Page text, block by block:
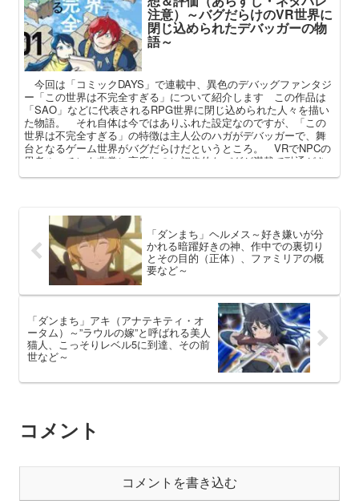
注意）～バグだらけのVR世界に
閉じ込められたデバッガーの物
語～
今回は「コミックDAYS」で連載中、異色のデバッグファンタジ
ー「この世界は不完全すぎる」について紹介します この作品は
「SAO」などに代表されるRPG世界に閉じ込められた人々を描い
た物語。 それ自体は今ではありふれた設定なのですが、「この
世界は不完全すぎる」の特徴は主人公のハガがデバッガーで、舞
台となるゲーム世界がバグだらけだというところ。 VRでNPCの
思考ルーチンも非常に高度なのに初歩的なバグが満載で融通がき
かない、変なところでリアルな「ゲーム世界」。本記事ではその
「ダンまち」ヘルメス～好き嫌いが分
かれる暗躍好きの神、作中での裏切り
とその目的（正体）、ファミリアの概
要など～
「ダンまち」アキ（アナテキティ・オ
ータム）～”ラウルの嫁”と呼ばれる美人
猫人、こっそりレベル5に到達、その前
世など～
コメント
コメントを書き込む